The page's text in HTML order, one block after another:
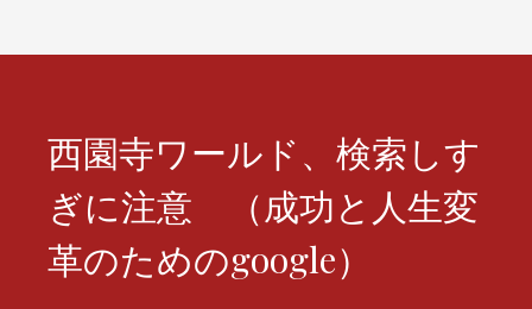
ン
西園寺ワールド、検索しす
ぎに注意 （成功と人生変
革のためのgoogle）